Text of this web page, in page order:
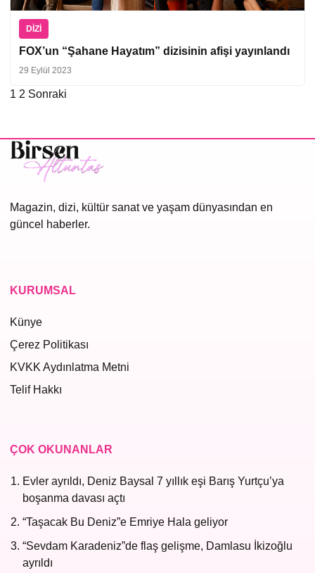
DIZI
FOX’un “Şahane Hayatım” dizisinin afişi yayınlandı
29 Eylül 2023
Yazı
1 2 Sonraki
Magazin, dizi, kültür sanat ve yaşam dünyasından en
güncel haberler.
KURUMSAL
Künye
Çerez Politikası
KVKK Aydınlatma Metni
Telif Hakkı
ÇOK OKUNANLAR
Evler ayrıldı, Deniz Baysal 7 yıllık eşi Barış Yurtçu’ya
boşanma davası açtı
“Taşacak Bu Deniz”e Emriye Hala geliyor
“Sevdam Karadeniz”de flaş gelişme, Damlasu İkizoğlu
ayrıldı